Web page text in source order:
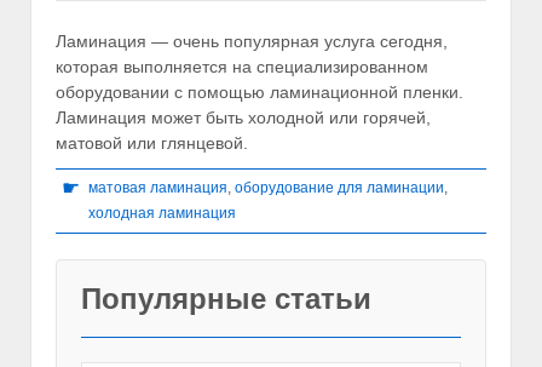
Ламинация — очень популярная услуга сегодня,
которая выполняется на специализированном
оборудовании с помощью ламинационной пленки.
Ламинация может быть холодной или горячей,
матовой или глянцевой.
☛ матовая ламинация, оборудование для ламинации,
холодная ламинация
Популярные статьи